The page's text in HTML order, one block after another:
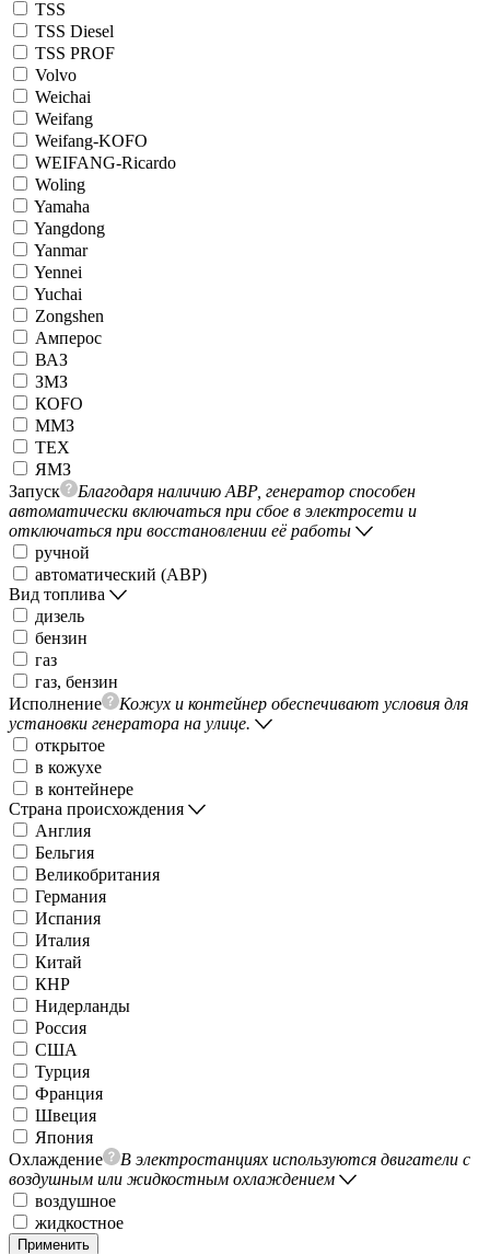
TSS
TSS Diesel
TSS PROF
Volvo
Weichai
Weifang
Weifang-KOFO
WEIFANG-Ricardo
Woling
Yamaha
Yangdong
Yanmar
Yennei
Yuchai
Zongshen
Амперос
ВАЗ
ЗМЗ
КОFO
ММЗ
ТЕХ
ЯМЗ
Запуск
Благодаря наличию АВР, генератор способен
автоматически включаться при сбое в электросети и
отключаться при восстановлении её работы
ручной
автоматический (АВР)
Вид топлива
дизель
бензин
газ
газ, бензин
Исполнение
Кожух и контейнер обеспечивают условия для
установки генератора на улице.
открытое
в кожухе
в контейнере
Страна происхождения
Англия
Бельгия
Великобритания
Германия
Испания
Италия
Китай
КНР
Нидерланды
Россия
США
Турция
Франция
Швеция
Япония
Охлаждение
В электростанциях используются двигатели с
воздушным или жидкостным охлаждением
воздушное
жидкостное
Применить